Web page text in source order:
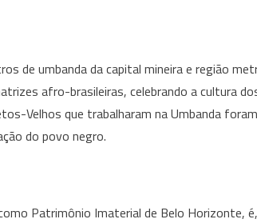
o
13
de
de umbanda da capital mineira e região
afro-brasileiras, celebrando a cultura
Velhos que trabalharam na Umbanda
do povo negro.
Patrimônio Imaterial de Belo Horizonte,